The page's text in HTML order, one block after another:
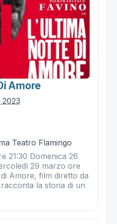
Amore
Teatro Flamingo
21:30 Domenica 26
29 marzo ore
Amore, film diretto da
la storia di un